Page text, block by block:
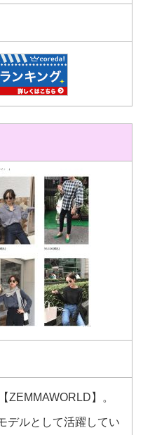
ZEMMAWORLD】。
デルとして活躍してい